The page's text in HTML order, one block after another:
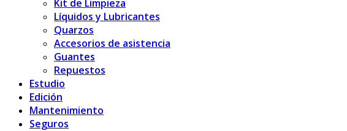
Kit de Limpieza
Líquidos y Lubricantes
Quarzos
Accesorios de asistencia
Guantes
Repuestos
Estudio
Edición
Mantenimiento
Seguros